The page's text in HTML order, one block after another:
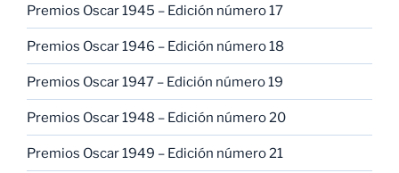
Premios Oscar 1945 – Edición número 17
Premios Oscar 1946 – Edición número 18
Premios Oscar 1947 – Edición número 19
Premios Oscar 1948 – Edición número 20
Premios Oscar 1949 – Edición número 21